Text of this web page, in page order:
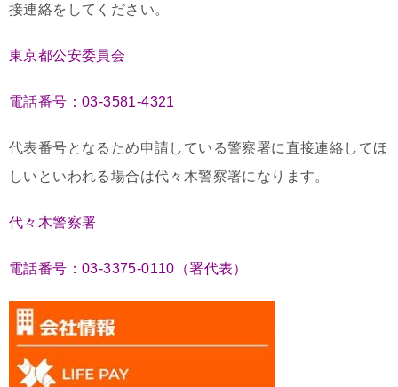
接連絡をしてください。
東京都公安委員会
電話番号：03-3581-4321
代表番号となるため申請している警察署に直接連絡してほ
しいといわれる場合は代々木警察署になります。
代々木警察署
電話番号：03-3375-0110（署代表）